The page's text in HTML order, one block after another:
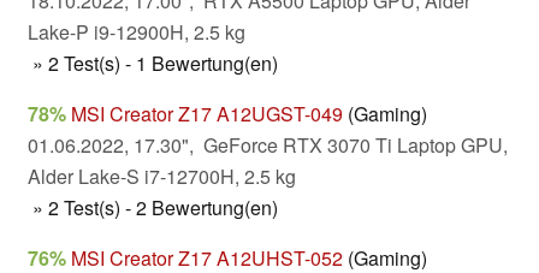
Lake-P i9-12900H, 2.5 kg
» 2 Test(s) - 1 Bewertung(en)
78% MSI Creator Z17 A12UGST-049 (Gaming)
01.06.2022, 17.30", GeForce RTX 3070 Ti Laptop GPU,
Alder Lake-S i7-12700H, 2.5 kg
» 2 Test(s) - 2 Bewertung(en)
76% MSI Creator Z17 A12UHST-052 (Gaming)